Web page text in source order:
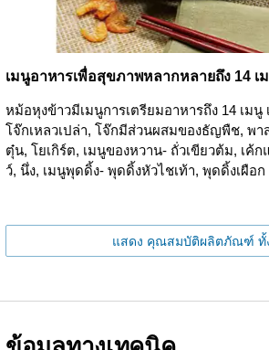
เมนูอาหารเพื่อสุขภาพหลากหลายถึง 14 เ
หม้อหุงข้าวมีเมนูการเตรียมอาหารถึง 14 เมนู
โจ๊กเหลวเปล่า, โจ๊กมีส่วนผสมของธัญพืช, พ
ตุ๋น, โยเกิร์ต, เมนูของหวาน- ถั่วเขียวต้ม, เค้
ว์, นึ่ง, เมนูพุดดิ้ง- พุดดิ้งหัวไชเท้า, พุดดิ้งเผือก
แสดง คุณสมบัติผลิตภัณฑ์ ทั้